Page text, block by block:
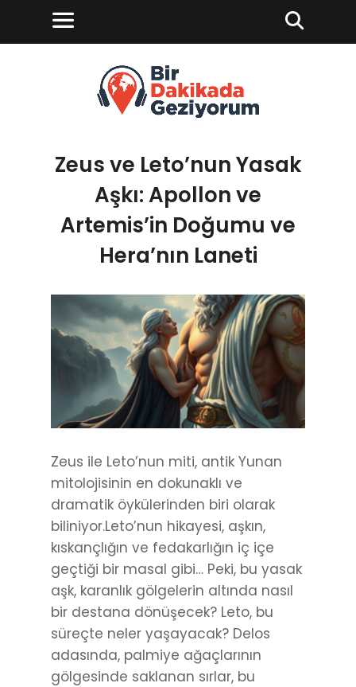
Zeus ve Leto’nun Yasak
Aşkı: Apollon ve
Artemis’in Doğumu ve
Hera’nın Laneti
Zeus ile Leto’nun miti, antik Yunan
mitolojisinin en dokunaklı ve
dramatik öykülerinden biri olarak
biliniyor.Leto’nun hikayesi, aşkın,
kıskançlığın ve fedakarlığın iç içe
geçtiği bir masal gibi… Peki, bu yasak
aşk, karanlık gölgelerin altında nasıl
bir destana dönüşecek? Leto, bu
süreçte neler yaşayacak? Delos
adasında, palmiye ağaçlarının
gölgesinde saklanan sırlar, bu